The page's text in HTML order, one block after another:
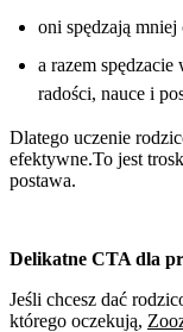
oni spędzają mniej
a razem
radości, nauce i
Dlatego uczenie
efektywne.To jest
postawa.
Delikatne CTA dla
Jeśli chcesz dać
którego oczekują,